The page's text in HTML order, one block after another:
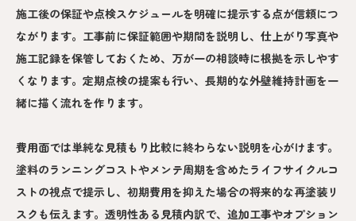
施工後の保証や点検スケジュールを明確に提示する点が信頼につ
ながります。工事前に保証範囲や期間を説明し、仕上がり写真や
施工記録を保管しておくため、万が一の相談時に根拠を示しやす
くなります。定期点検の提案も行い、長期的な外壁維持計画を一
緒に描く流れを作ります。
費用面では単純な見積もり比較に終わらない説明を心がけます。
塗料のランニングコストやメンテ周期を含めたライフサイクルコ
ストの視点で提示し、初期費用を抑えた場合の将来的な再塗装リ
スクも伝えます。透明性ある見積内訳で、追加工事やオプション